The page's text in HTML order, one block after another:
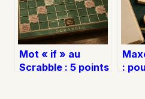
Mot « if » au
Scrabble : 5 points
: